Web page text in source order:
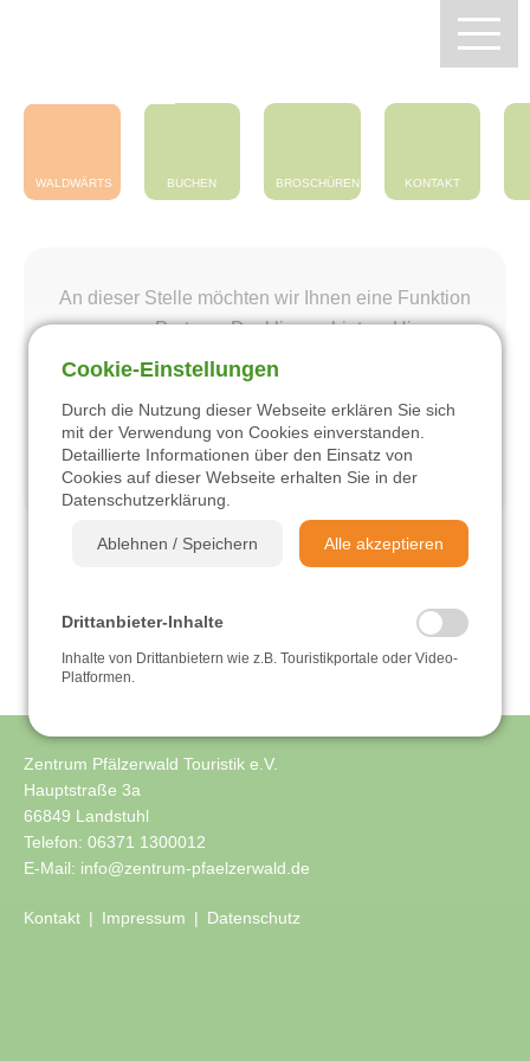
Zentrum Pfälzerwald Touristik
Wandern
Radfahren
Videos
WALDWÄRTS BUCHEN BROSCHÜREN KONTAKT
An dieser Stelle möchten wir Ihnen eine Funktion
unseres Partners Deskline anbieten. Hierzu
müssen Sie Ihre Einstellungen für Drittanbieter-
Einstellungen ändern
Cookie-Einstellungen
Durch die Nutzung dieser Webseite erklären Sie sich
mit der Verwendung von Cookies einverstanden.
Detaillierte Informationen über den Einsatz von
Cookies auf dieser Webseite erhalten Sie in der
Datenschutzerklärung
Ablehnen / Speichern Alle akzeptieren
Drittanbieter-Inhalte
Inhalte von Drittanbietern wie z.B. Touristikportale oder Video-
Platformen.
Zentrum Pfälzerwald Touristik e.V.
Hauptstraße 3a
66849 Landstuhl
Telefon: 06371 1300012
E-Mail: info@zentrum-pfaelzerwald.de
Kontakt Impressum Datenschutz